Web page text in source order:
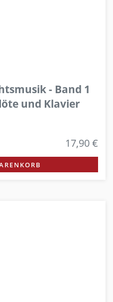
- Band 1
und Klavier
17,90 €